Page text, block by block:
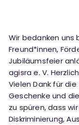
30 Jahre
Wir bedanken uns
Freund*innen,
Jubiläumsfeier
agisra e. V.
Vielen Dank für
Geschenke und
zu spüren, dass
Diskriminierung,